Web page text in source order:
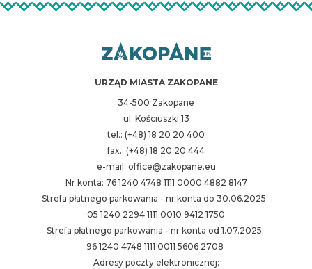
URZĄD MIASTA ZAKOPANE
34-500 Zakopane
ul. Kościuszki 13
tel.: (+48) 18 20 20 400
fax.: (+48) 18 20 20 444
e-mail: office@zakopane.eu
Nr konta: 76 1240 4748 1111 0000 4882 8147
Strefa płatnego parkowania - nr konta do 30.06.2025:
05 1240 2294 1111 0010 9412 1750
Strefa płatnego parkowania - nr konta od 1.07.2025:
96 1240 4748 1111 0011 5606 2708
Adresy poczty elektronicznej: